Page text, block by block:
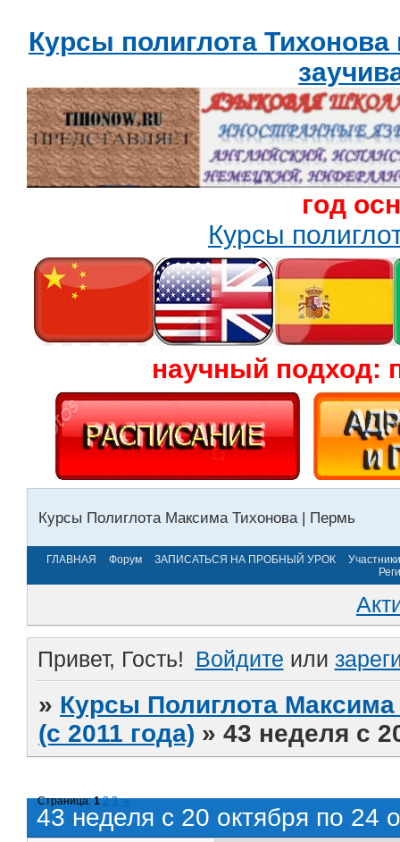
Курсы полиглота
год
Курсы
научный подход:
Курсы Полиглота Максима Тихонова | Пермь
ГЛАВНАЯ Форум ЗАПИСАТЬСЯ НА ПРОБНЫЙ УРОК
Участники
Привет, Гость! Войдите или
» Курсы Полиглота
(с 2011 года) »43 неделя с
43 неделя с 20 октября по 24
Страница:1 2 3 »